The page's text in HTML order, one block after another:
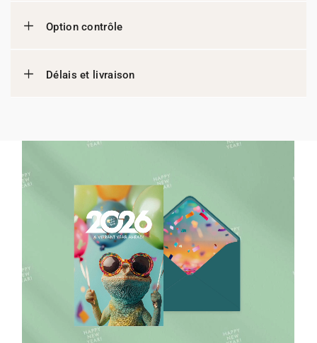
Option contrôle
Délais et livraison